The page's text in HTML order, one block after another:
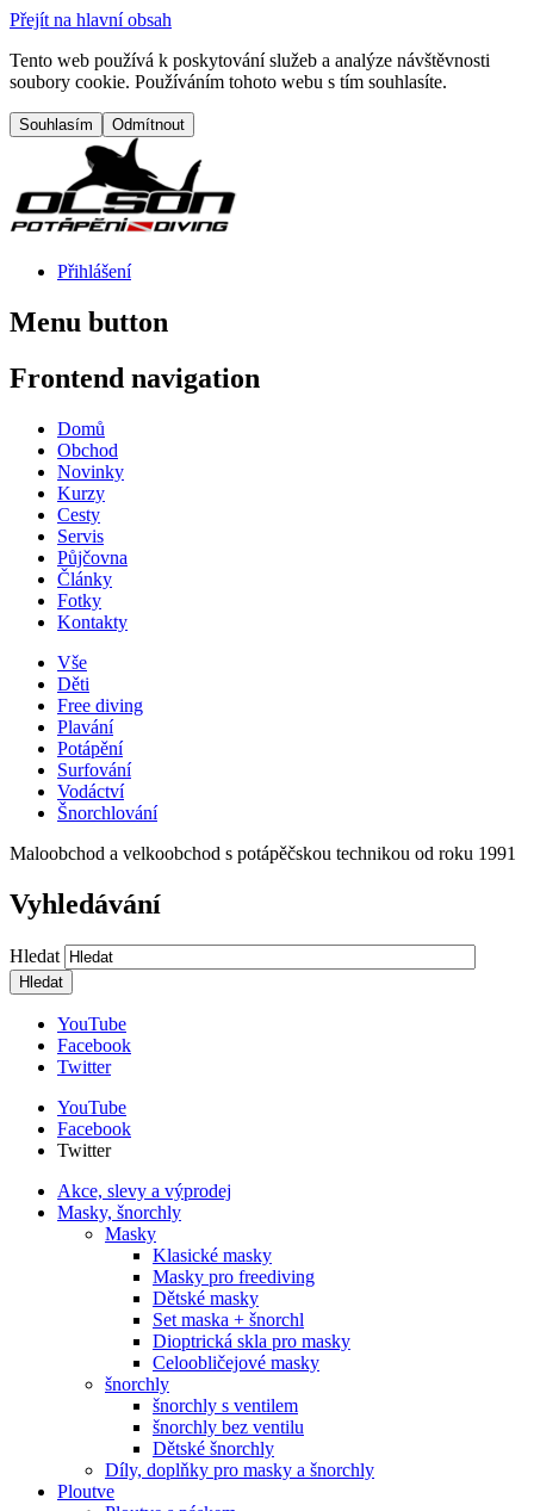
Přejít na hlavní obsah
Tento web používá k poskytování služeb a analýze návštěvnosti
soubory cookie. Používáním tohoto webu s tím souhlasíte.
Přihlášení
Menu button
Frontend navigation
Domů
Obchod
Novinky
Kurzy
Cesty
Servis
Půjčovna
Články
Fotky
Kontakty
Vše
Děti
Free diving
Plavání
Potápění
Surfování
Vodáctví
Šnorchlování
Maloobchod a velkoobchod s potápěčskou technikou od roku 1991
Vyhledávání
Hledat
YouTube
Facebook
Twitter
YouTube
Facebook
Twitter
Akce, slevy a výprodej
Masky, šnorchly
Masky
Klasické masky
Masky pro freediving
Dětské masky
Set maska + šnorchl
Dioptrická skla pro masky
Celoobličejové masky
šnorchly
šnorchly s ventilem
šnorchly bez ventilu
Dětské šnorchly
Díly, doplňky pro masky a šnorchly
Ploutve